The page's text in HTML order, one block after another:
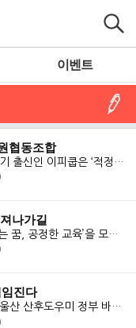
이벤트
협동조합
2013년 사회적기업가 육성사업 3기 출신인 이피쿱은 ‘적정한 노동, 적정한..
나가길
잉쿱영어교육협동조합은 ‘차별 없는 꿈, 공정한 교육’을 모토로 설립된 ..
임진다
㈜베이비플래너는 정부가 지정한 울산 산후도우미 정부 바우처 제공기관이..